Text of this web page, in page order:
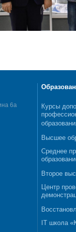
6а
Курсы
Высшее
Среднее
Второе
Центр
IT школа